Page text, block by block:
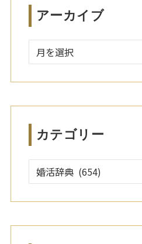
アーカイブ
ー
ブ
カテゴリー